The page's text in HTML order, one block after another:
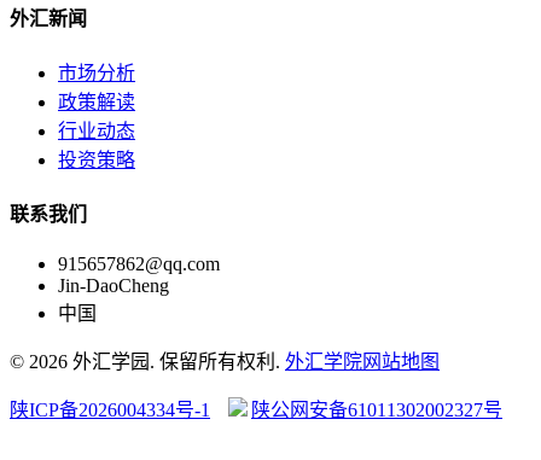
外汇新闻
市场分析
政策解读
行业动态
投资策略
联系我们
915657862@qq.com
Jin-DaoCheng
中国
© 2026 外汇学园. 保留所有权利. 外汇学院网站地图
陕ICP备2026004334号-1 陕公网安备61011302002327号